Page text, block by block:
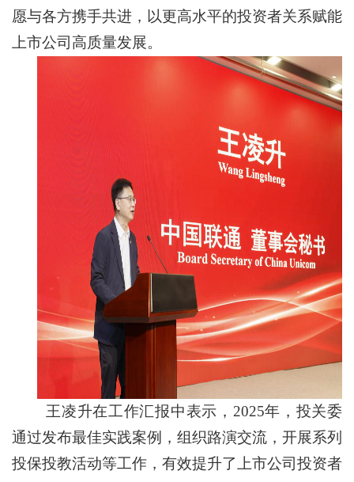
愿与各方携手共进，以更高水平的投资者关系赋能
上市公司高质量发展。
王凌升在工作汇报中表示，2025年，投关委
通过发布最佳实践案例，组织路演交流，开展系列
投保投教活动等工作，有效提升了上市公司投资者